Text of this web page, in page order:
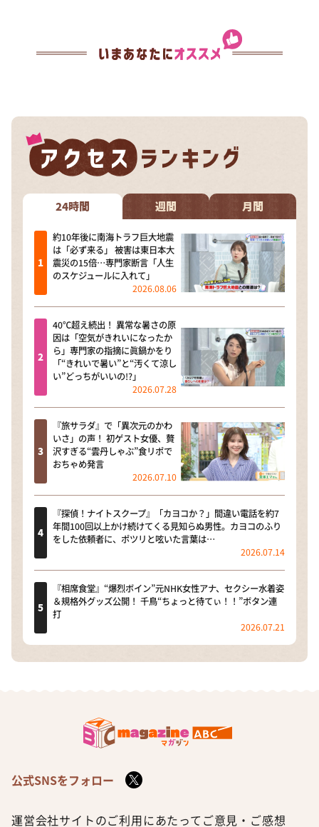
24時間 週間 月間
約10年後に南海トラフ巨大地震
は「必ず来る」 被害は東日本大
震災の15倍…専門家断言「人生
のスケジュールに入れて」
2026.08.06
40℃超え続出！ 異常な暑さの原
因は「空気がきれいになったか
ら」専門家の指摘に眞鍋かをり
「“きれいで暑い”と“汚くて涼し
い”どっちがいいの!?」
2026.07.28
『旅サラダ』で「異次元のかわ
いさ」の声！ 初ゲスト女優、贅
沢すぎる“雲丹しゃぶ”食リポで
おちゃめ発言
2026.07.10
『探偵！ナイトスクープ』「カヨコか？」間違い電話を約7
年間100回以上かけ続けてくる見知らぬ男性。カヨコのふり
をした依頼者に、ポツリと呟いた言葉は…
2026.07.14
『相席食堂』“爆烈ボイン”元NHK女性アナ、セクシー水着姿
＆規格外グッズ公開！ 千鳥“ちょっと待てぃ！！”ボタン連
打
2026.07.21
公式SNSをフォロー
運営会社サイトのご利用にあたって ご意見・ご感想